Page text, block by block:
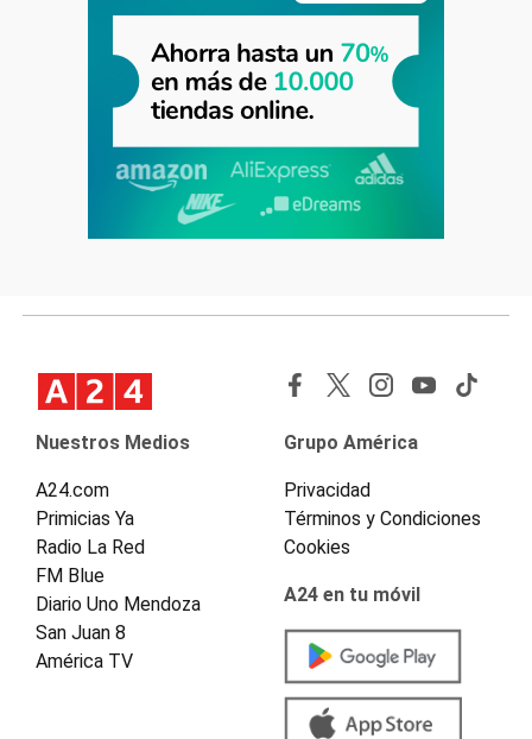
Nuestros Medios
A24.com
Primicias Ya
Radio La Red
FM Blue
Diario Uno Mendoza
San Juan 8
América TV
Grupo América
Privacidad
Términos y Condiciones
Cookies
A24 en tu móvil